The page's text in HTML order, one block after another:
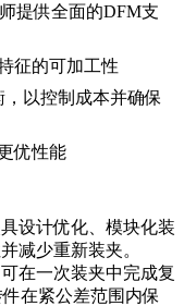
提供全面的DFM支
征的可加工性
以控制成本并确保
优性能
设计优化、模块化装
减少重新装夹。
可在一次装夹中完成复
在紧公差范围内保